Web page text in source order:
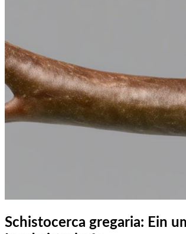
Schistocerca gregaria: Ein